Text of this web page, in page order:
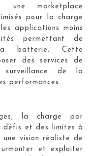
marketplace
pour la charge
applications moins
permettant de
batterie. Cette
des services de
de la
performances.
la charge par
défis et des limites à
une vision réaliste de
et exploiter